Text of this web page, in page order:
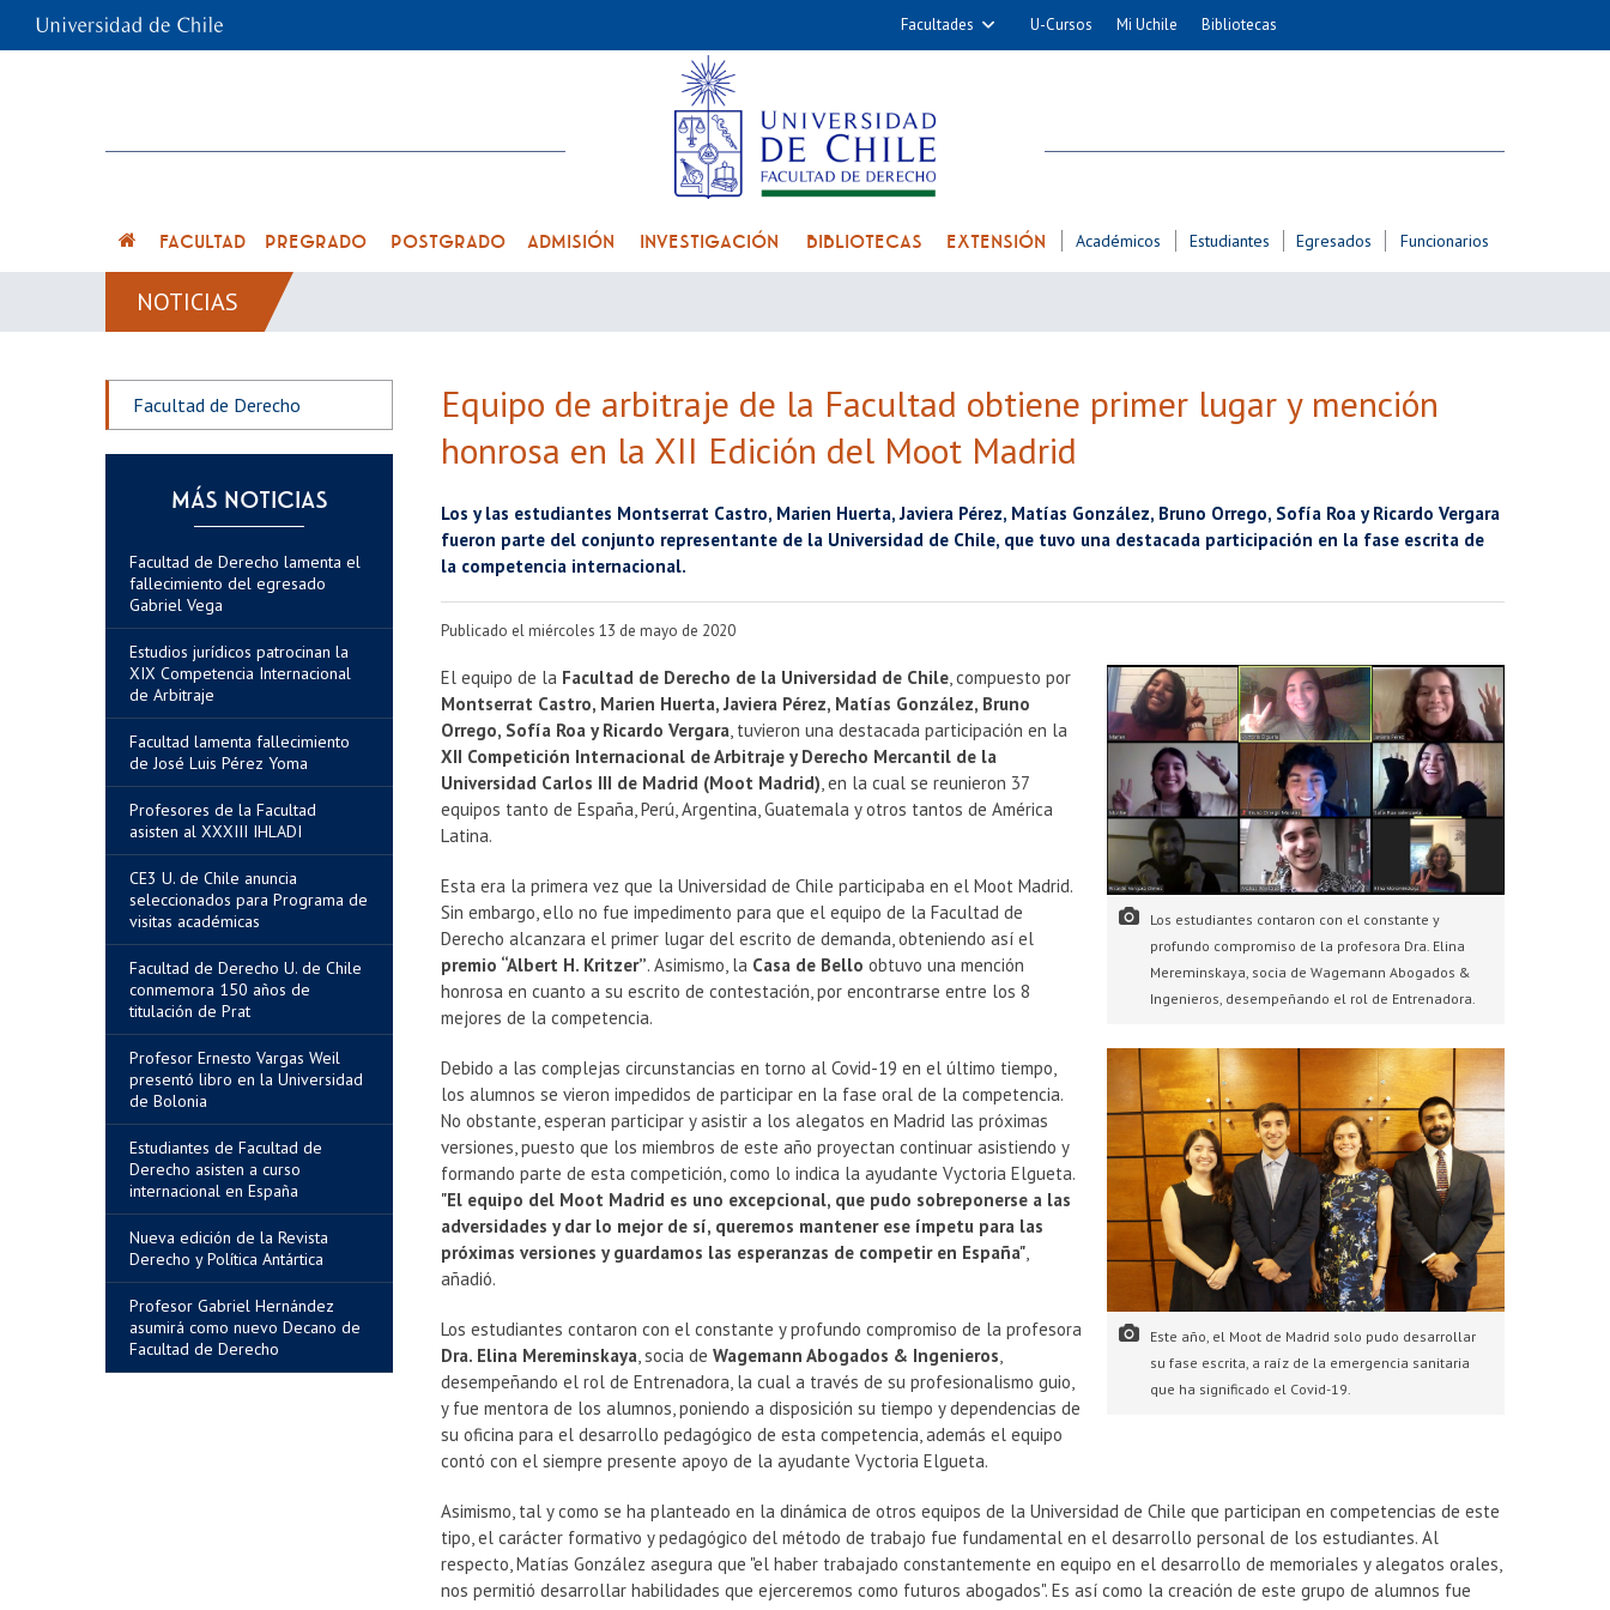
Facultades
Cs. Químicas y Farmacéuticas
Medicina
Odontología
Nutrición y Tecnología de
Alimentos
Bachillerato
U-Cursos Mi Uchile Bibliotecas
FACULTAD PREGRADO POSTGRADO ADMISIÓN INVESTIGACIÓN BIBLIOTECAS EXTENSIÓN Académicos Estudiantes Egresados Funcionarios
NOTICIAS
Facultad de Derecho
MÁS NOTICIAS
Facultad de Derecho lamenta el
fallecimiento del egresado
Gabriel Vega
Estudios jurídicos patrocinan la
XIX Competencia Internacional
de Arbitraje
Facultad lamenta fallecimiento
de José Luis Pérez Yoma
Profesores de la Facultad
asisten al XXXIII IHLADI
CE3 U. de Chile anuncia
seleccionados para Programa de
visitas académicas
Facultad de Derecho U. de Chile
conmemora 150 años de
titulación de Prat
Profesor Ernesto Vargas Weil
presentó libro en la Universidad
de Bolonia
Estudiantes de Facultad de
Derecho asisten a curso
internacional en España
Nueva edición de la Revista
Derecho y Política Antártica
Profesor Gabriel Hernández
asumirá como nuevo Decano de
Facultad de Derecho
Equipo de arbitraje de la Facultad obtiene primer lugar y mención
honrosa en la XII Edición del Moot Madrid
Los y las estudiantes Montserrat Castro, Marien Huerta, Javiera Pérez, Matías González, Bruno Orrego, Sofía Roa y Ricardo Vergara
fueron parte del conjunto representante de la Universidad de Chile, que tuvo una destacada participación en la fase escrita de
la competencia internacional.
Publicado el miércoles 13 de mayo de 2020
Los estudiantes contaron con el constante y
profundo compromiso de la profesora Dra. Elina
Mereminskaya, socia de Wagemann Abogados &
Ingenieros, desempeñando el rol de Entrenadora.
Este año, el Moot de Madrid solo pudo desarrollar
su fase escrita, a raíz de la emergencia sanitaria
que ha significado el Covid-19.
El equipo de la Facultad de Derecho de la Universidad de Chile, compuesto por
Montserrat Castro, Marien Huerta, Javiera Pérez, Matías González, Bruno
Orrego, Sofía Roa y Ricardo Vergara, tuvieron una destacada participación en la
XII Competición Internacional de Arbitraje y Derecho Mercantil de la
Universidad Carlos III de Madrid (Moot Madrid), en la cual se reunieron 37
equipos tanto de España, Perú, Argentina, Guatemala y otros tantos de América
Latina.
Esta era la primera vez que la Universidad de Chile participaba en el Moot Madrid.
Sin embargo, ello no fue impedimento para que el equipo de la Facultad de
Derecho alcanzara el primer lugar del escrito de demanda, obteniendo así el
premio “Albert H. Kritzer”. Asimismo, la Casa de Bello obtuvo una mención
honrosa en cuanto a su escrito de contestación, por encontrarse entre los 8
mejores de la competencia.
Debido a las complejas circunstancias en torno al Covid-19 en el último tiempo,
los alumnos se vieron impedidos de participar en la fase oral de la competencia.
No obstante, esperan participar y asistir a los alegatos en Madrid las próximas
versiones, puesto que los miembros de este año proyectan continuar asistiendo y
formando parte de esta competición, como lo indica la ayudante Vyctoria Elgueta.
"El equipo del Moot Madrid es uno excepcional, que pudo sobreponerse a las
adversidades y dar lo mejor de sí, queremos mantener ese ímpetu para las
próximas versiones y guardamos las esperanzas de competir en España",
añadió.
Los estudiantes contaron con el constante y profundo compromiso de la profesora
Dra. Elina Mereminskaya, socia deWagemann Abogados & Ingenieros,
desempeñando el rol de Entrenadora, la cual a través de su profesionalismo guio,
y fue mentora de los alumnos, poniendo a disposición su tiempo y dependencias de
su oficina para el desarrollo pedagógico de esta competencia, además el equipo
contó con el siempre presente apoyo de la ayudante Vyctoria Elgueta.
Asimismo, tal y como se ha planteado en la dinámica de otros equipos de la Universidad de Chile que participan en competencias de este
tipo, el carácter formativo y pedagógico del método de trabajo fue fundamental en el desarrollo personal de los estudiantes. Al
respecto, Matías González asegura que "el haber trabajado constantemente en equipo en el desarrollo de memoriales y alegatos orales,
nos permitió desarrollar habilidades que ejerceremos como futuros abogados". Es así como la creación de este grupo de alumnos fue